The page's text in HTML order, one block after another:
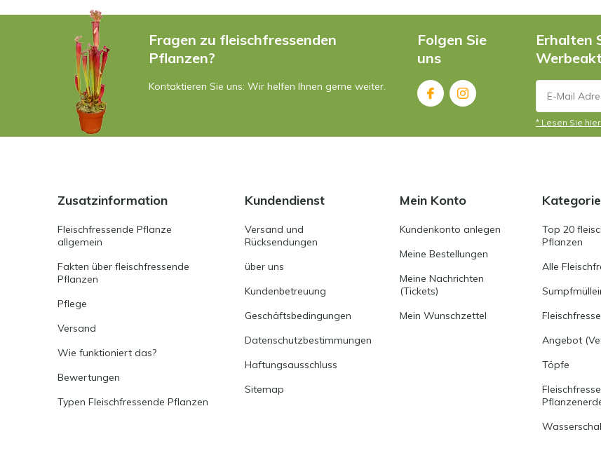
Fragen zu fleischfressenden
Pflanzen?
Kontaktieren Sie uns: Wir helfen Ihnen gerne weiter.
Folgen Sie
uns
Erhalten
* Lesen Sie
Zusatzinformation
Fleischfressende Pflanze
allgemein
Fakten über fleischfressende
Pflanzen
Pflege
Versand
Wie funktioniert das?
Bewertungen
Typen Fleischfressende Pflanzen
Kundendienst
Versand und
Rücksendungen
über uns
Kundenbetreuung
Geschäftsbedingungen
Datenschutzbestimmungen
Haftungsausschluss
Sitemap
Mein Konto
Kundenkonto anlegen
Meine Bestellungen
Meine Nachrichten
(Tickets)
Mein Wunschzettel
Top 20
Pflanzen
Alle
Angebot
Töpfe